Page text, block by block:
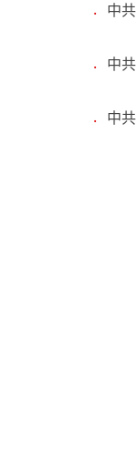
中
中
中